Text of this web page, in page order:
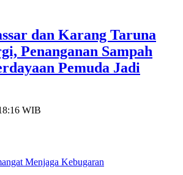
dan Karang Taruna
Penanganan Sampah
Pemuda Jadi
WIB
Menjaga Kebugaran